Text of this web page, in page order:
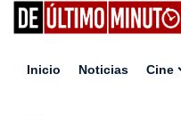
Inicio Noticias Cine